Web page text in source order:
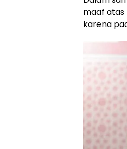
maaf atas
karena